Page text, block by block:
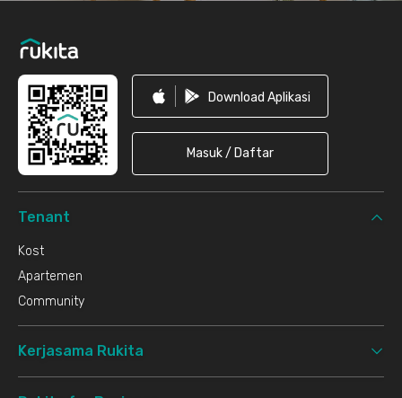
Download Aplikasi
Masuk / Daftar
Tenant
Kost
Apartemen
Community
Kerjasama Rukita